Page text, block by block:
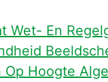
Wet- En
Op Hoogte